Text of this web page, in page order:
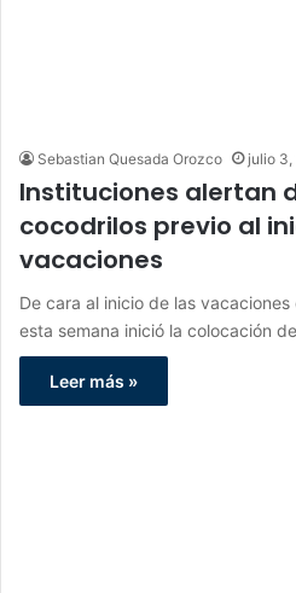
Sebastian Quesada Orozco julio 3,
Instituciones alertan
cocodrilos previo al
vacaciones
De cara al inicio de las
esta semana inició la colocación
Leer más »